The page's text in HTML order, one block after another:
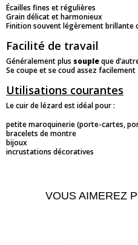
Écailles fines et régulières
Grain délicat et harmonieux
Finition souvent légèrement brillante
Facilité de travail
Généralement plus soupleque
Se coupe et se coud assez facilement
Utilisations courantes
Le cuir de lézard est idéal pour :
petite maroquinerie (porte-cartes,
bracelets de montre
bijoux
incrustations décoratives
VOUS AIMEREZ